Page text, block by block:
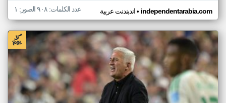
اندبندنت عربية• independentarabia.com عدد الكلمات: ٩٠٨ الصور: ١